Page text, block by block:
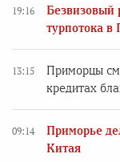
19:16
Безвизовый
турпотока в
13:15
Приморцы
кредитах
09:14
Приморье
Китая